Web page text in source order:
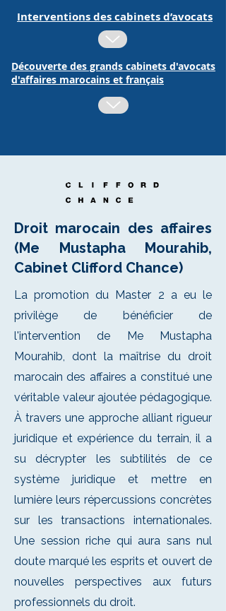
Interventions des cabinets d’avocats
Découverte des grands cabinets d'avocats
d'affaires marocains et français
Droit marocain des affaires
(Me Mustapha Mourahib,
Cabinet Clifford Chance)
La promotion du Master 2 a eu le
privilège de bénéficier de
l'intervention de Me Mustapha
Mourahib, dont la maîtrise du droit
marocain des affaires a constitué une
véritable valeur ajoutée pédagogique.
À travers une approche alliant rigueur
juridique et expérience du terrain, il a
su décrypter les subtilités de ce
système juridique et mettre en
lumière leurs répercussions concrètes
sur les transactions internationales.
Une session riche qui aura sans nul
doute marqué les esprits et ouvert de
nouvelles perspectives aux futurs
professionnels du droit.